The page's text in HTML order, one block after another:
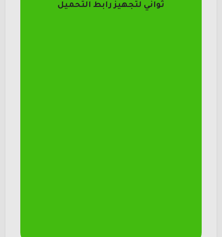
ثواني لتجهيز رابط التحميل